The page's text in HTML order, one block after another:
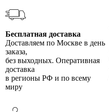
Бесплатная доставка
Доставляем по Москве в день
заказа,
без выходных. Оперативная
доставка
в регионы РФ и по всему
миру